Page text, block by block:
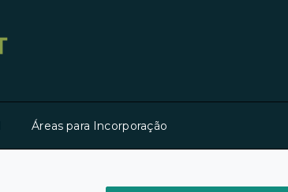
Áreas para Incorporação